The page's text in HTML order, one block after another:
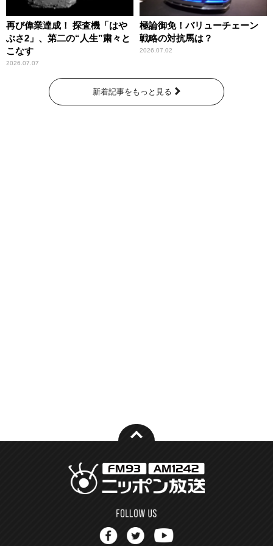
再び偉業達成！ 探査機「はや
ぶさ2」、第二の“人生”粛々と
こなす
2026.07.07
極論御免！バリューチェーン
戦略の対抗馬は？
2026.07.02
新着記事をもっと見る